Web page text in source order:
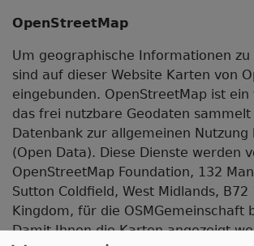
OpenStreetMap
Um geographische Informationen zu
sind auf dieser Website Karten von
eingebunden. OpenStreetMap ist
das frei nutzbare Geodaten
Datenbank zur allgemeinen
(Open Data). Diese Dienste werden
OpenStreetMap Foundation, 132
Sutton Cold­field, West Midlands, B72
Kingdom, für die OSM­Gemeinschaft
Damit Ihnen die Karten angezeigt